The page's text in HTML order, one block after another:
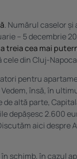
. Numărul caselor
– 5 decembrie
a treia cea mai
cele din Cluj-
pentru
Vedem, însă, în
de altă parte,
depășesc 2.600
aici despre
schimb, în cazul